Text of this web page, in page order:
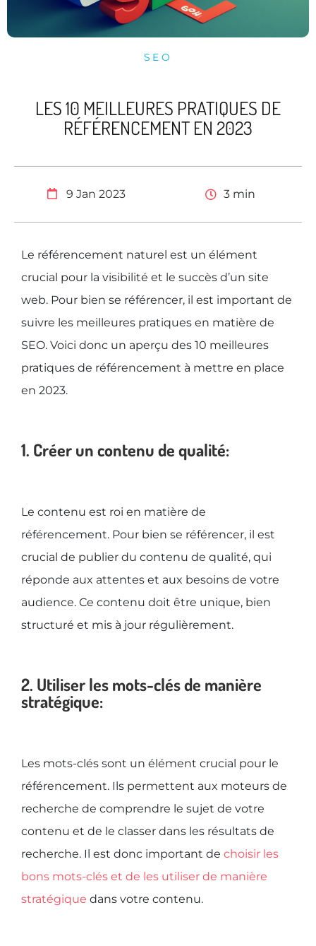
SEO
LES 10 MEILLEURES PRATIQUES DE
RÉFÉRENCEMENT EN 2023
9 Jan 2023 3 min
Le référencement naturel est un élément
crucial pour la visibilité et le succès d’un site
web. Pour bien se référencer, il est important de
suivre les meilleures pratiques en matière de
SEO. Voici donc un aperçu des 10 meilleures
pratiques de référencement à mettre en place
en 2023.
1. Créer un contenu de qualité:
Le contenu est roi en matière de
référencement. Pour bien se référencer, il est
crucial de publier du contenu de qualité, qui
réponde aux attentes et aux besoins de votre
audience. Ce contenu doit être unique, bien
structuré et mis à jour régulièrement.
2. Utiliser les mots-clés de manière
stratégique:
Les mots-clés sont un élément crucial pour le
référencement. Ils permettent aux moteurs de
recherche de comprendre le sujet de votre
contenu et de le classer dans les résultats de
recherche. Il est donc important de choisir les
bons mots-clés et de les utiliser de manière
stratégique dans votre contenu.